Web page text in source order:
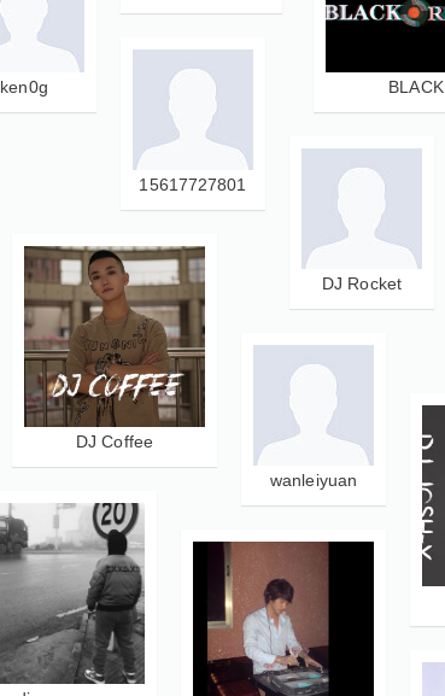
ken0g BLACK
15617727801
DJ Rocket
DJ Coffee
wanleiyuan